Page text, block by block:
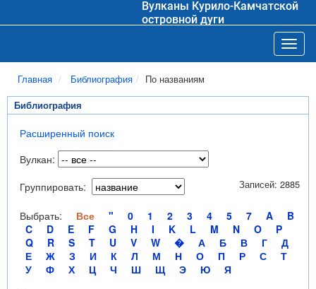
Вулканы Курило-Камчатской
островной дуги
Главная Библиография По названиям
Библиография
Расширенный поиск
Вулкан:
Группировать:
Выбрать: Все " 0 1 2 3 4 5 7 A
B
C
D E F G H I K L M N O
P
Q
R S T U V W � А Б В Г
Д
Е
Ж З И К Л М Н О П Р С
Т
У
Ф Х Ц Ч Ш Щ Э Ю Я
Записей: 2885